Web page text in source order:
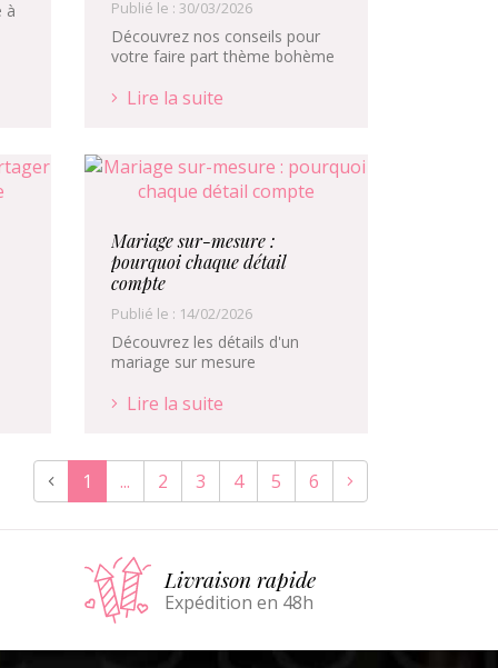
à Publié le : 30/03/2026
Découvrez nos conseils pour
votre faire part thème bohème
Lire la suite
Mariage sur-mesure :
pourquoi chaque détail
compte
Publié le : 14/02/2026
Découvrez les détails d'un
mariage sur mesure
Lire la suite
1 ... 2 3 4 5 6
Livraison rapide
Expédition en 48h